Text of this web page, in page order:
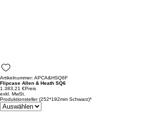
Artikelnummer: APCA&HSQ6F
Flipcase Allen & Heath SQ6
1.383,21 €Preis
exkl. MwSt.
Produktionsteller (252*192mm Schwarz)*